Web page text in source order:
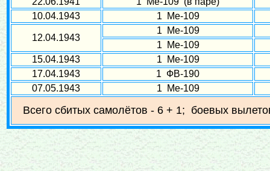
10.04.1943
1 Ме-109
12.04.1943
1 Ме-109
1 Ме-109
15.04.1943
1 Ме-109
17.04.1943
1 ФВ-190
07.05.1943
1 Ме-109
Всего сбитых самолётов - 6 + 1; боевых